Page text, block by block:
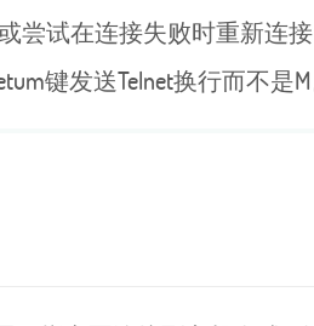
试在连接失败时重新连接
键发送Telnet换行而不是M